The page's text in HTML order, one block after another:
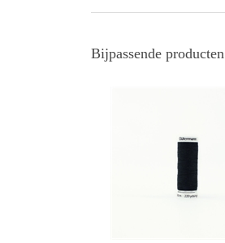
Bijpassende producten